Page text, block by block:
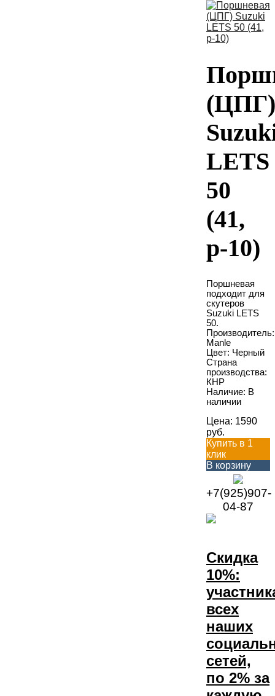
(ЦПГ)
LETS
50
(41,
p-10)
Поршневая
подходит для
скутеров
Suzuki LETS
50.
Производитель:
Manle
Цвет: Черный
Страна
производства:
КНР
Наличие: В
наличии
Цена: 1590
руб.
Купить в 1
клик
В корзину
+7(925)907-
04-87
Скидка
10%:
всех
наших
сетей,
по 2% за